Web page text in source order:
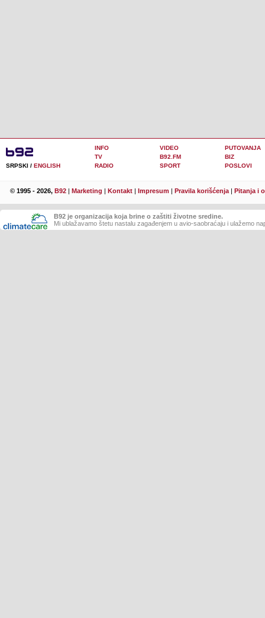
SRPSKI / ENGLISH
INFO VIDEO
PUTOVANJA
TV
B92.FM
BIZ
RADIO
SPORT POSLOVI
© 1995 - 2026, B92 | Marketing | Kontakt | Impresum | Pravila korišćenja | Pitanja i
B92 je organizacija koja brine o zaštiti životne sredine.
Mi ublažavamo štetu nastalu zagađenjem u avio-saobraćaju i ulažemo